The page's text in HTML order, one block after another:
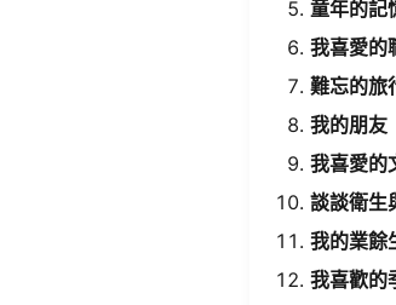
童年的記
我喜愛的
難忘的旅
我的朋友
我喜愛的
談談衛生
我的業餘
我喜歡的